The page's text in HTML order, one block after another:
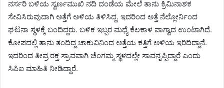
ನರ್ಸರಿ ಬಳಿಯ ಸ್ವರ್ಣಮುಖಿ ನದಿ ದಂಡೆಯ ಮೇಲೆ ತಾನು ಕ್ರಿಮಿನಾಶಕ
ಸೇವಿಸಿರುವುದಾಗಿ ಅತ್ತೆಗೆ ಅಳಿಯ ತಿಳಿಸಿದ್ದ. ಇದರಿಂದ ಅತ್ತೆ ನೆಲ್ಲೋರ್ನಿಂದ
ಘಟನಾ ಸ್ಥಳಕ್ಕೆ ಬಂದಿದ್ದರು. ಬಳಿಕ ಇಬ್ಬರ ಮಧ್ಯೆ ಕೆಲಕಾಳ ವಾಗ್ವಾದ ಉಂಟಾಗಿದೆ.
ಕೋಪದಲ್ಲಿ ತಾನು ತಂದಿದ್ದ ಚಾಕುವಿನಿಂದ ಅತ್ತೆಯ ಕತ್ತಿಗೆ ಅಳಿಯ ಇರಿದಿದ್ದಾನೆ.
ಇದರಿಂದ ತೀವ್ರ ರಕ್ತ ಸ್ರಾವವಾಗಿ ಚೆಂಗಮ್ಮ ಸ್ಥಳದಲ್ಲೇ ಸಾವನ್ನಪ್ಪಿದ್ದಾರೆ ಎಂದು
ಸಿಪಿಐ ಮಾಹಿತಿ ನೀಡಿದ್ದಾರೆ.